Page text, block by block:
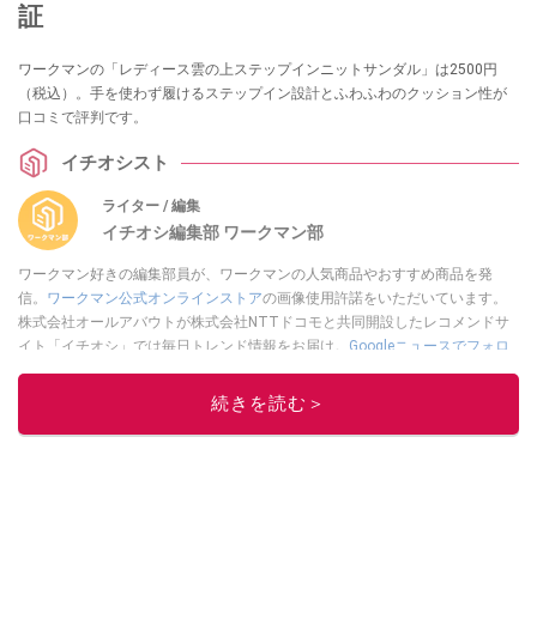
証
ワークマンの「レディース雲の上ステップインニットサンダル」は2500円
（税込）。手を使わず履けるステップイン設計とふわふわのクッション性が
口コミで評判です。
イチオシスト
ライター / 編集
イチオシ編集部 ワークマン部
ワークマン好きの編集部員が、ワークマンの人気商品やおすすめ商品を発
信。 ワークマン公式オンラインストアの画像使用許諾をいただいています。
株式会社オールアバウトが株式会社NTTドコモと共同開設したレコメンドサ
イト「イチオシ」では毎日トレンド情報をお届け。 Googleニュースでフォロ
ーしてください！
このイチオシストの他の記事を読む
続きを読む＞